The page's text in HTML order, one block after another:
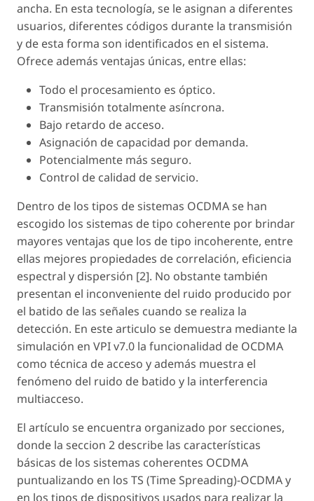
ancha. En esta tecnología, se le asignan a diferentes
usuarios, diferentes códigos durante la transmisión
y de esta forma son identificados en el sistema.
Ofrece además ventajas únicas, entre ellas:
Todo el procesamiento es óptico.
Transmisión totalmente asíncrona.
Bajo retardo de acceso.
Asignación de capacidad por demanda.
Potencialmente más seguro.
Control de calidad de servicio.
Dentro de los tipos de sistemas OCDMA se han
escogido los sistemas de tipo coherente por brindar
mayores ventajas que los de tipo incoherente, entre
ellas mejores propiedades de correlación, eficiencia
espectral y dispersión [2]. No obstante también
presentan el inconveniente del ruido producido por
el batido de las señales cuando se realiza la
detección. En este articulo se demuestra mediante la
simulación en VPI v7.0 la funcionalidad de OCDMA
como técnica de acceso y además muestra el
fenómeno del ruido de batido y la interferencia
multiacceso.
El artículo se encuentra organizado por secciones,
donde la seccion 2 describe las características
básicas de los sistemas coherentes OCDMA
puntualizando en los TS (Time Spreading)-OCDMA y
en los tipos de dispositivos usados para realizar la